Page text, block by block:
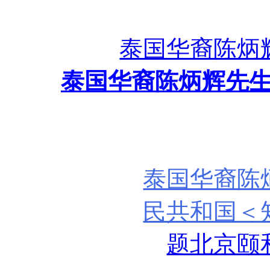
泰国华裔陈炳
泰国华裔陈炳辉先
泰国华裔陈
民共和国＜
题北京颐